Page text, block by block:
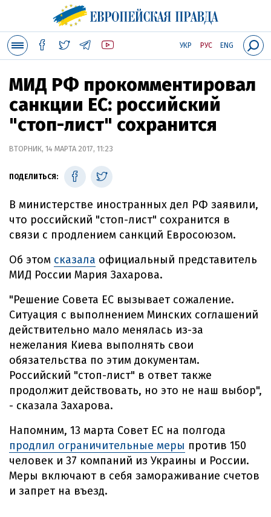
УКР РУС ENG
МИД РФ прокомментировал
санкции ЕС: российский
"стоп-лист" сохранится
ВТОРНИК, 14 МАРТА 2017, 11:23
ПОДЕЛИТЬСЯ:
В министерстве иностранных дел РФ заявили,
что российский "стоп-лист" сохранится в
связи с продлением санкций Евросоюзом.
Об этом сказала официальный представитель
МИД России Мария Захарова.
"Решение Совета ЕС вызывает сожаление.
Ситуация с выполнением Минских соглашений
действительно мало менялась из-за
нежелания Киева выполнять свои
обязательства по этим документам.
Российский "стоп-лист" в ответ также
продолжит действовать, но это не наш выбор",
- сказала Захарова.
Напомним, 13 марта Совет ЕС на полгода
продлил ограничительные меры против 150
человек и 37 компаний из Украины и России.
Меры включают в себя замораживание счетов
и запрет на въезд.